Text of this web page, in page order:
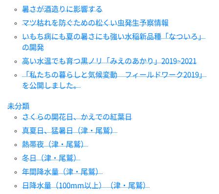
暑さが酒造りに影響する
マツ枯れを防ぐための松くい虫発生予察情報
いもち病にも夏の暑さにも強い水稲新品種「なついろ」
の開発
高い水温でも育つ黒ノリ「みえのあかり」2019~2021
「私たちの暮らしと気候変動 フィールドワーク2019」
を公開しました。
未分類
さくらの開花日、かえでの紅葉日
真夏日、猛暑日（津・尾鷲）
熱帯夜（津・尾鷲）
冬日（津・尾鷲）
年間降水量（津・尾鷲）
日降水量（100mm以上）（津・尾鷲）